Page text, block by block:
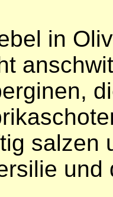
in
salzen
und